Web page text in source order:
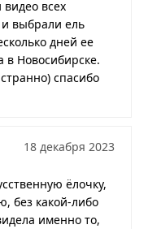
видео всех
выбрали ель
дней ее
в Новосибирске.
спасибо
18 декабря 2023
ёлочку,
без какой-либо
именно то,